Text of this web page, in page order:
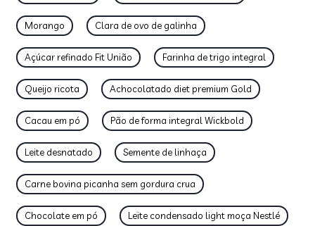
Morango Clara de ovo de galinha
Açúcar refinado Fit União Farinha de trigo integral
Queijo ricota Achocolatado diet premium Gold
Cacau em pó Pão de forma integral Wickbold
Leite desnatado Semente de linhaça
Carne bovina picanha sem gordura crua
Chocolate em pó Leite condensado light moça Nestlé